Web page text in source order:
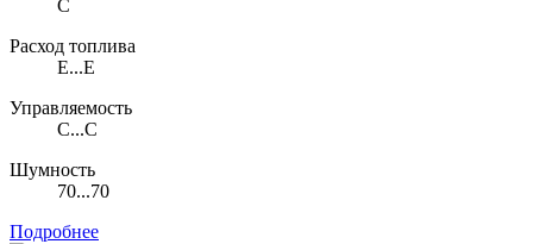
C
Расход топлива
E...E
Управляемость
C...C
Шумность
70...70
Подробнее